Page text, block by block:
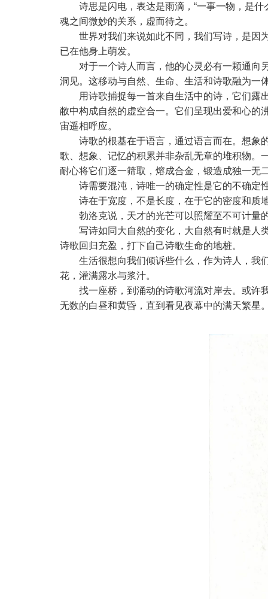
诗思是闪电，表达是雨滴，“一事一物，是
魂之间微妙的关系，虚而待之。
世界对我们来说如此不同，我们写诗，是因
已在他身上萌发。
对于一个诗人而言，他的心灵必有一颗通向
洞见。这移动与自然、生命、生活和诗歌融为一
用诗歌捕捉每一首来自生活中的诗，它们露
敝中构成自然的虚空合一。它们呈现出爱和心的
宙遥相呼应。
诗歌的根基在于语言，通过语言而在。想象
歌、想象、记忆的积累并非杂乱无章的堆积物。
耐心将它们逐一筛取，熔成合金，锻造成独一无
诗需要混沌，诗唯一的确定性是它的不确定
诗在于宽度，不是长度，在于它的密度和质
勃洛克说，天才的光芒可以照耀至不可计量
写诗如同大自然的变化，大自然有时就是人
诗歌回归充盈，打下自己诗歌生命的地桩。
生活很想向我们倾诉些什么，作为诗人，我
花，灌满露水与浆汁。
找一座桥，到涌动的诗歌河流对岸去。或许
无数的白昼和黄昏，直到看见夜幕中的满天繁星